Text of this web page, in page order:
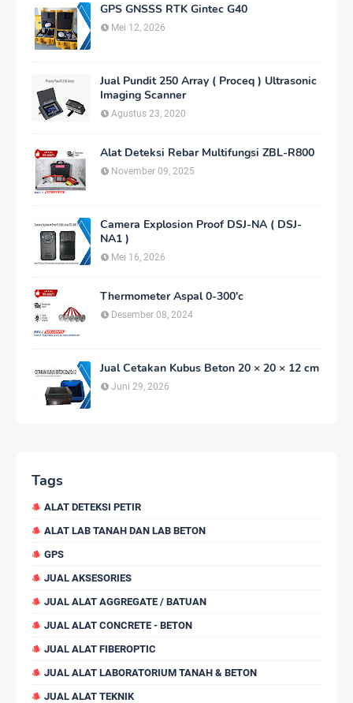
GPS GNSSS RTK Gintec G40
Mei 12, 2026
Jual Pundit 250 Array ( Proceq ) Ultrasonic
Imaging Scanner
Agustus 23, 2020
Alat Deteksi Rebar Multifungsi ZBL-R800
November 09, 2025
Camera Explosion Proof DSJ-NA ( DSJ-
NA1 )
Mei 16, 2026
Thermometer Aspal 0-300'c
Desember 08, 2024
Jual Cetakan Kubus Beton 20 × 20 × 12 cm
Juni 29, 2026
Tags
ALAT DETEKSI PETIR
ALAT LAB TANAH DAN LAB BETON
GPS
JUAL AKSESORIES
JUAL ALAT AGGREGATE / BATUAN
JUAL ALAT CONCRETE - BETON
JUAL ALAT FIBEROPTIC
JUAL ALAT LABORATORIUM TANAH & BETON
JUAL ALAT TEKNIK